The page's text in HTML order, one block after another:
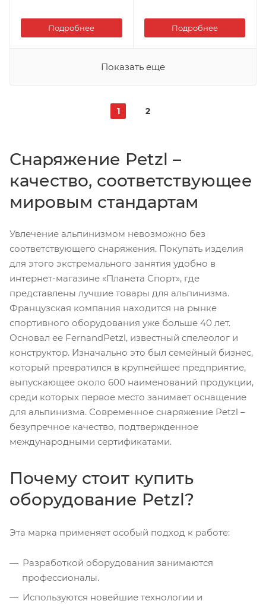
Подробнее Подробнее
Показать еще
1 2
Снаряжение Petzl –
качество, соответствующее
мировым стандартам
Увлечение альпинизмом невозможно без
соответствующего снаряжения. Покупать изделия
для этого экстремального занятия удобно в
интернет-магазине «Планета Спорт», где
представлены лучшие товары для альпинизма.
Французская компания находится на рынке
спортивного оборудования уже больше 40 лет.
Основал ее FernandPetzl, известный спелеолог и
конструктор. Изначально это был семейный бизнес,
который превратился в крупнейшее предприятие,
выпускающее около 600 наименований продукции,
среди которых первое место занимает оснащение
для альпинизма. Современное снаряжение Petzl –
безупречное качество, подтвержденное
международными сертификатами.
Почему стоит купить
оборудование Petzl?
Эта марка применяет особый подход к работе:
Разработкой оборудования занимаются
профессионалы.
Используются новейшие технологии и